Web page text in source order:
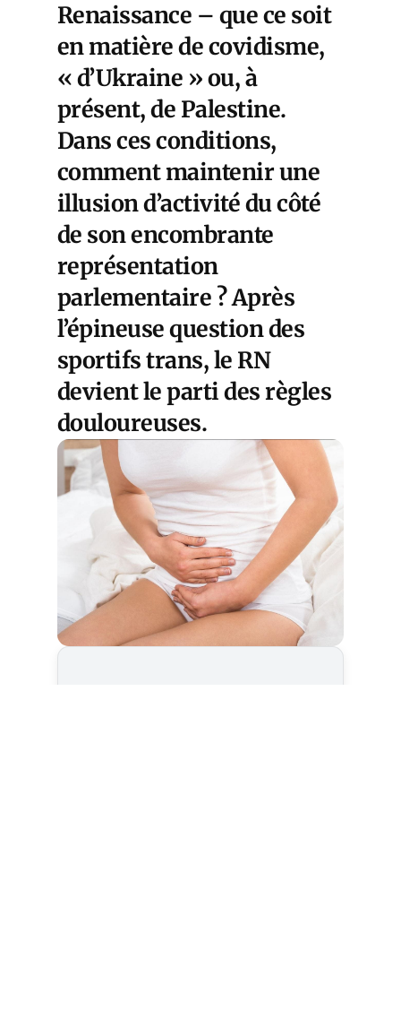
Renaissance – que ce soit
en matière de covidisme,
« d’Ukraine » ou, à
présent, de Palestine.
Dans ces conditions,
comment maintenir une
illusion d’activité du côté
de son encombrante
représentation
parlementaire ? Après
l’épineuse question des
sportifs trans, le RN
devient le parti des règles
douloureuses.